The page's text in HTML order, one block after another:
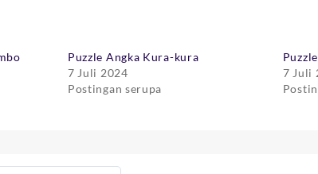
Puzzle Angka Kura-kura
7 Juli 2024
Postingan serupa
7 Juli